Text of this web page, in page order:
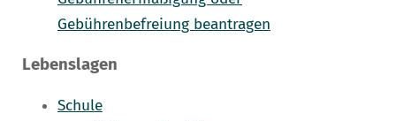
Gebührenbefreiung beantragen
Lebenslagen
Schule